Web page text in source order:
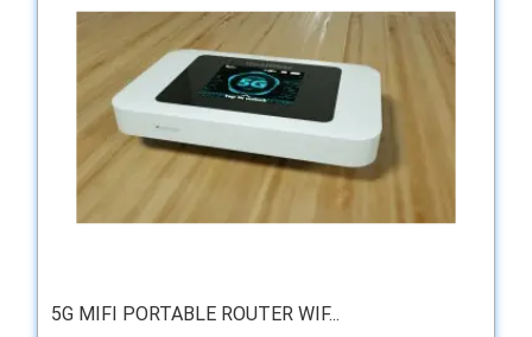
5G MIFI PORTABLE ROUTER WIF...